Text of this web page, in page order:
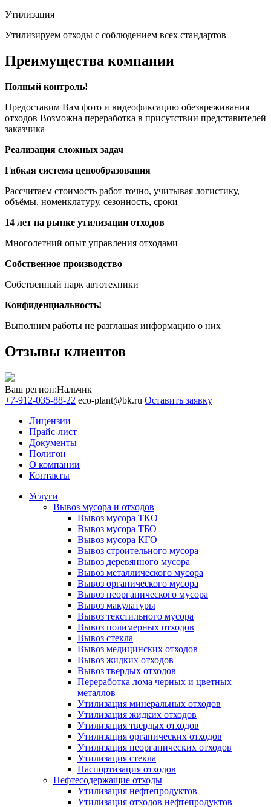
Утилизация
Утилизируем отходы с соблюдением всех стандартов
Преимущества компании
Полный контроль!
Предоставим Вам фото и видеофиксацию обезвреживания
отходов Возможна переработка в присутствии представителей
заказчика
Реализация сложных задач
Гибкая система ценообразования
Рассчитаем стоимость работ точно, учитывая логистику,
объёмы, номенклатуру, сезонность, сроки
14 лет на рынке утилизации отходов
Многолетний опыт управления отходами
Собственное производство
Собственный парк автотехники
Конфиденциальность!
Выполним работы не разглашая информацию о них
Отзывы клиентов
Ваш регион:Нальчик
+7-912-035-88-22 eco-plant@bk.ru Оставить заявку
Лицензии
Прайс-лист
Документы
Полигон
О компании
Контакты
Услуги
Вывоз мусора и отходов
Вывоз мусора ТКО
Вывоз мусора ТБО
Вывоз мусора КГО
Вывоз строительного мусора
Вывоз деревянного мусора
Вывоз металлического мусора
Вывоз органического мусора
Вывоз неорганического мусора
Вывоз макулатуры
Вывоз текстильного мусора
Вывоз полимерных отходов
Вывоз стекла
Вывоз медицинских отходов
Вывоз жидких отходов
Вывоз твердых отходов
Переработка лома черных и цветных
металлов
Утилизация минеральных отходов
Утилизация жидких отходов
Утилизация твердых отходов
Утилизация органических отходов
Утилизация неорганических отходов
Утилизация стекла
Паспортизация отходов
Нефтесодержащие отходы
Утилизация нефтепродуктов
Утилизация отходов нефтепродуктов